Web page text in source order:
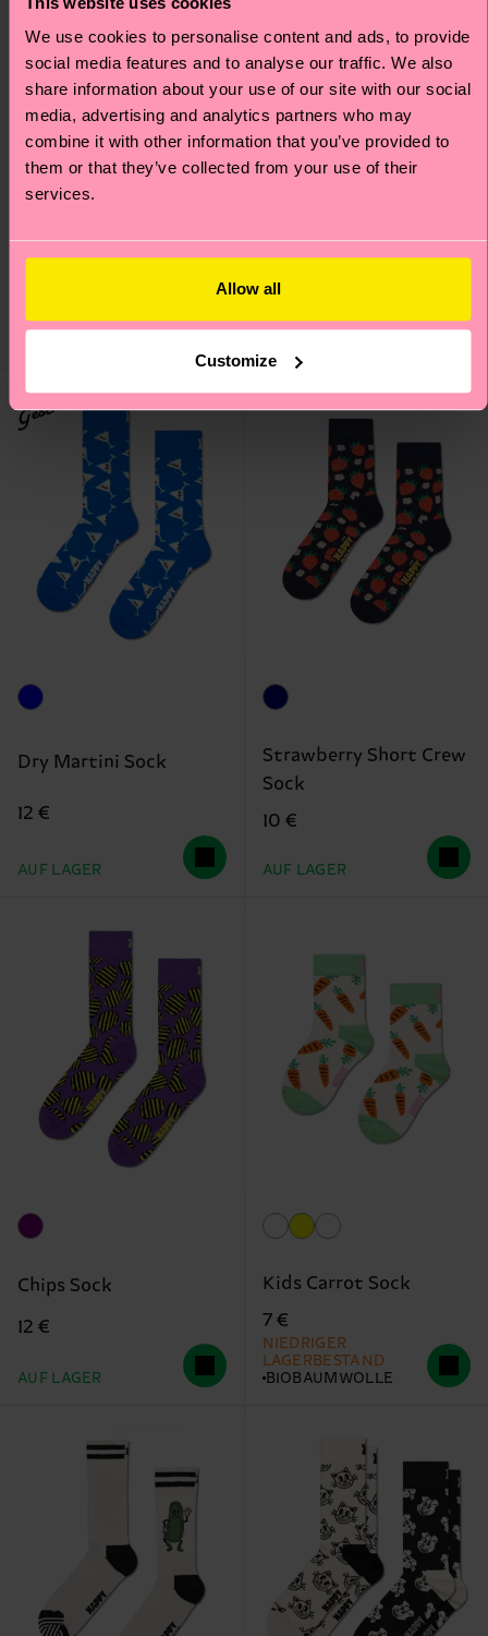
We use cookies to personalise content and ads, to provide
social media features and to analyse our traffic. We also
share information about your use of our site with our social
media, advertising and analytics partners who may
combine it with other information that you’ve provided to
them or that they’ve collected from your use of their
services.
Allow all
Customize
Pickle Sneaker Sock
Beer And Sausage Sock
12 €
Geschenkidee
Dry Martini Sock
12 €
AUF LAGER
Strawberry Short Crew
Sock
10 €
AUF LAGER
Chips Sock
12 €
AUF LAGER
Kids Carrot Sock
7 €
NIEDRIGER
LAGERBESTAND
BIOBAUMWOLLE